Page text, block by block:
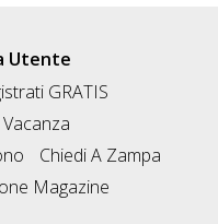
Utente
GRATIS
Chiedi A Zampa
Magazine